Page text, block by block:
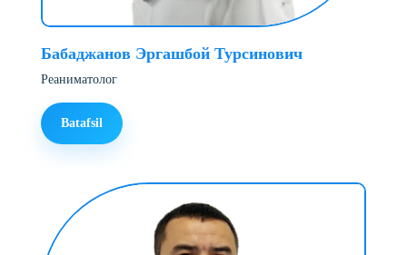
Бабаджанов Эргашбой Турсинович
Реаниматолог
Batafsil